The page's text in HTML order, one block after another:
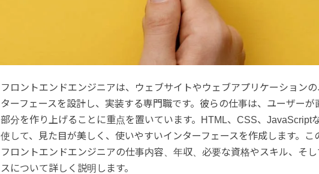
フロントエンドエンジニアは、ウェブサイトやウェブアプリケーション
ターフェースを設計し、実装する専門職です。彼らの仕事は、ユーザーが
部分を作り上げることに重点を置いています。HTML、CSS、JavaScript
使して、見た目が美しく、使いやすいインターフェースを作成します。こ
フロントエンドエンジニアの仕事内容、年収、必要な資格やスキル、そ
スについて詳しく説明します。